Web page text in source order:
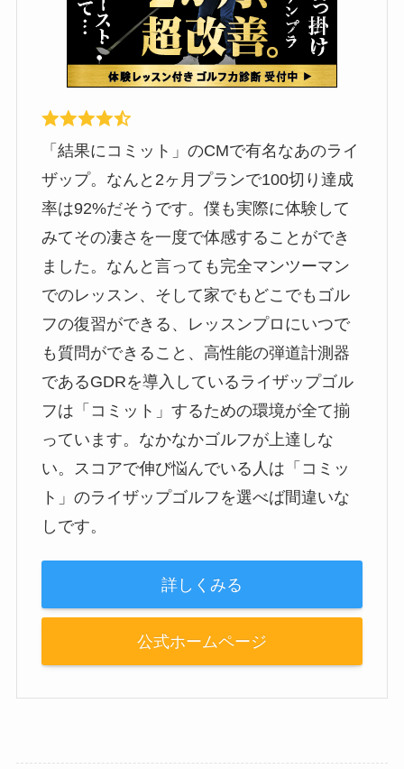
「結果にコミット」のCMで有名なあのライ
ザップ。なんと2ヶ月プランで100切り達成
率は92%だそうです。僕も実際に体験して
みてその凄さを一度で体感することができ
ました。なんと言っても完全マンツーマン
でのレッスン、そして家でもどこでもゴル
フの復習ができる、レッスンプロにいつで
も質問ができること、高性能の弾道計測器
であるGDRを導入しているライザップゴル
フは「コミット」するための環境が全て揃
っています。なかなかゴルフが上達しな
い。スコアで伸び悩んでいる人は「コミッ
ト」のライザップゴルフを選べば間違いな
しです。
詳しくみる
公式ホームページ